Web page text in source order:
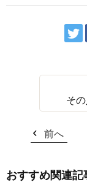
そ
前へ
おすすめ関連記